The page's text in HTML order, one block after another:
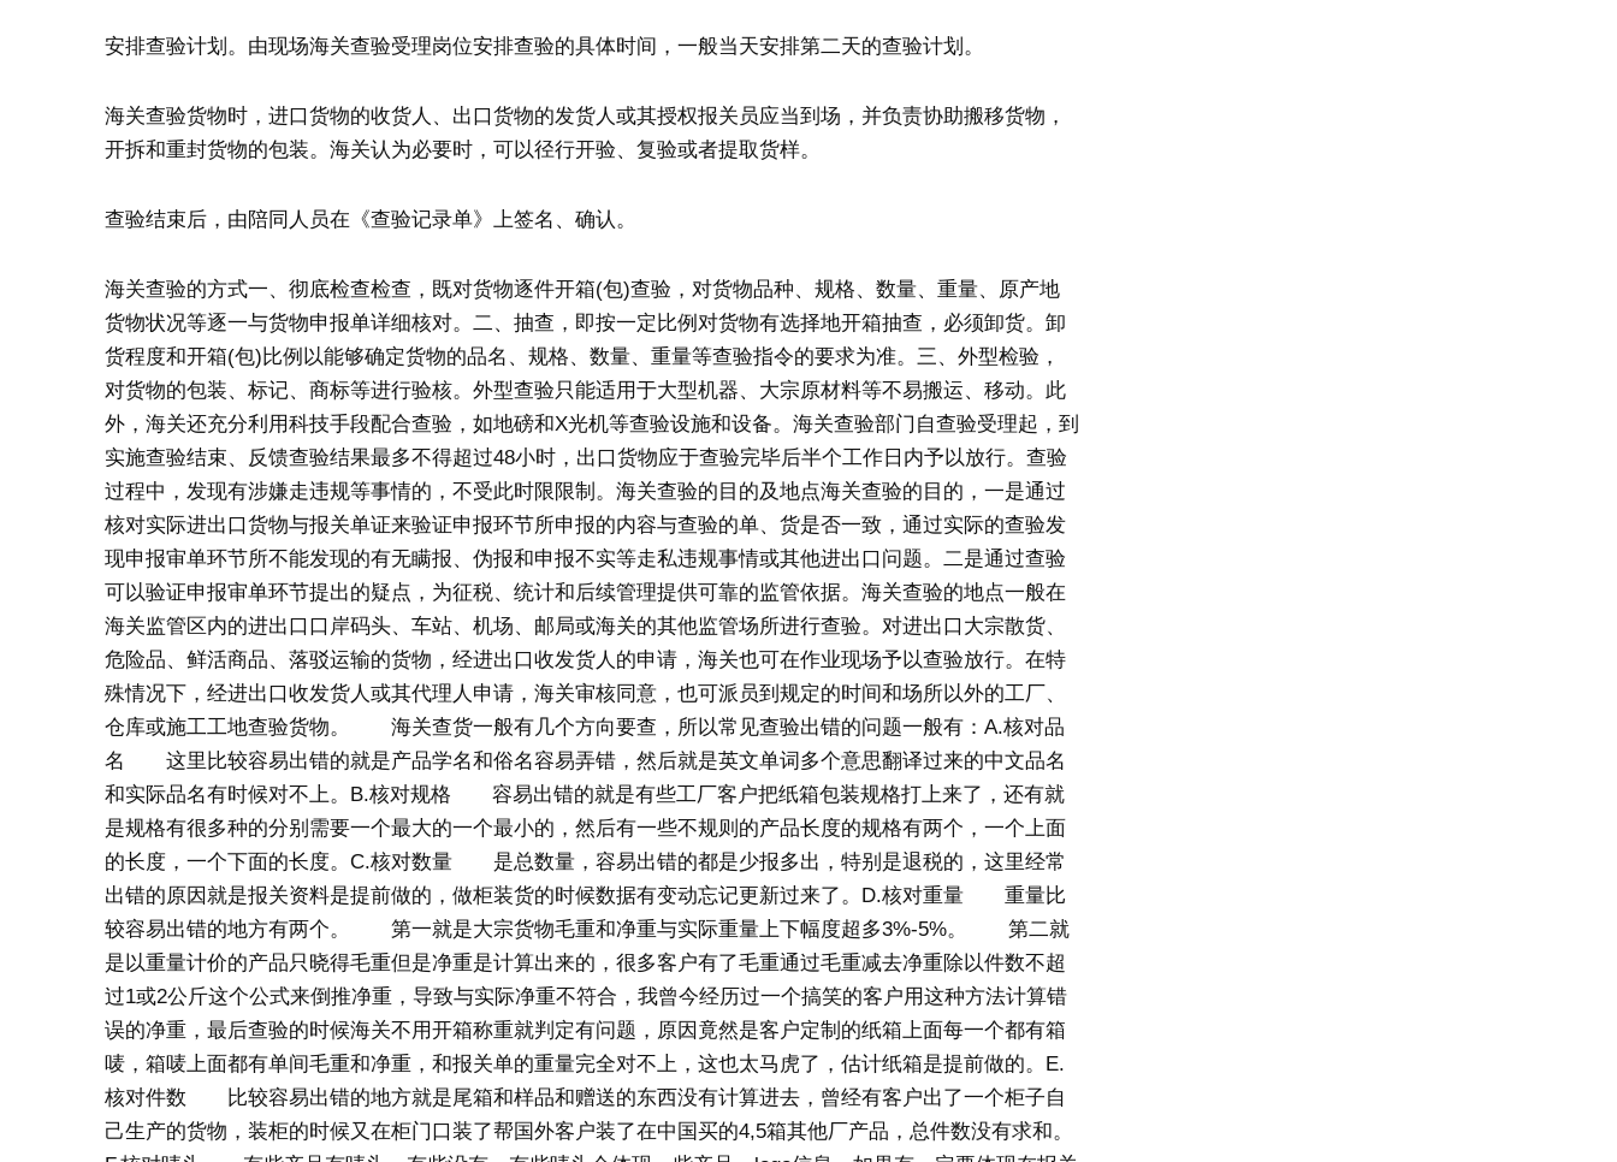
安排查验计划。由现场海关查验受理岗位安排查验的具体时间，一般当天安排第二天的查验计划。
海关查验货物时，进口货物的收货人、出口货物的发货人或其授权报关员应当到场，并负责协助搬移货物，
开拆和重封货物的包装。海关认为必要时，可以径行开验、复验或者提取货样。
查验结束后，由陪同人员在《查验记录单》上签名、确认。
海关查验的方式一、彻底检查检查，既对货物逐件开箱(包)查验，对货物品种、规格、数量、重量、原产地
货物状况等逐一与货物申报单详细核对。二、抽查，即按一定比例对货物有选择地开箱抽查，必须卸货。卸
货程度和开箱(包)比例以能够确定货物的品名、规格、数量、重量等查验指令的要求为准。三、外型检验，
对货物的包装、标记、商标等进行验核。外型查验只能适用于大型机器、大宗原材料等不易搬运、移动。此
外，海关还充分利用科技手段配合查验，如地磅和X光机等查验设施和设备。海关查验部门自查验受理起，到
实施查验结束、反馈查验结果最多不得超过48小时，出口货物应于查验完毕后半个工作日内予以放行。查验
过程中，发现有涉嫌走违规等事情的，不受此时限限制。海关查验的目的及地点海关查验的目的，一是通过
核对实际进出口货物与报关单证来验证申报环节所申报的内容与查验的单、货是否一致，通过实际的查验发
现申报审单环节所不能发现的有无瞒报、伪报和申报不实等走私违规事情或其他进出口问题。二是通过查验
可以验证申报审单环节提出的疑点，为征税、统计和后续管理提供可靠的监管依据。海关查验的地点一般在
海关监管区内的进出口口岸码头、车站、机场、邮局或海关的其他监管场所进行查验。对进出口大宗散货、
危险品、鲜活商品、落驳运输的货物，经进出口收发货人的申请，海关也可在作业现场予以查验放行。在特
殊情况下，经进出口收发货人或其代理人申请，海关审核同意，也可派员到规定的时间和场所以外的工厂、
仓库或施工工地查验货物。 海关查货一般有几个方向要查，所以常见查验出错的问题一般有：A.核对品
名 这里比较容易出错的就是产品学名和俗名容易弄错，然后就是英文单词多个意思翻译过来的中文品名
和实际品名有时候对不上。B.核对规格 容易出错的就是有些工厂客户把纸箱包装规格打上来了，还有就
是规格有很多种的分别需要一个最大的一个最小的，然后有一些不规则的产品长度的规格有两个，一个上面
的长度，一个下面的长度。C.核对数量 是总数量，容易出错的都是少报多出，特别是退税的，这里经常
出错的原因就是报关资料是提前做的，做柜装货的时候数据有变动忘记更新过来了。D.核对重量 重量比
较容易出错的地方有两个。 第一就是大宗货物毛重和净重与实际重量上下幅度超多3%-5%。 第二就
是以重量计价的产品只晓得毛重但是净重是计算出来的，很多客户有了毛重通过毛重减去净重除以件数不超
过1或2公斤这个公式来倒推净重，导致与实际净重不符合，我曾今经历过一个搞笑的客户用这种方法计算错
误的净重，最后查验的时候海关不用开箱称重就判定有问题，原因竟然是客户定制的纸箱上面每一个都有箱
唛，箱唛上面都有单间毛重和净重，和报关单的重量完全对不上，这也太马虎了，估计纸箱是提前做的。E.
核对件数 比较容易出错的地方就是尾箱和样品和赠送的东西没有计算进去，曾经有客户出了一个柜子自
己生产的货物，装柜的时候又在柜门口装了帮国外客户装了在中国买的4,5箱其他厂产品，总件数没有求和。